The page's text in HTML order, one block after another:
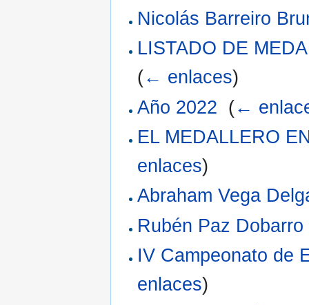
Nicolás Barreiro
LISTADO DE
(← enlaces)
Año 2022 (←
EL MEDALLERO
enlaces)
Abraham Vega
Rubén Paz Dobarro
IV Campeonato de
enlaces)